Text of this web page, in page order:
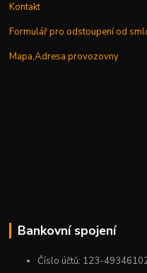
Kontakt
Formulář pro odstoupení od
Mapa,Adresa provozovny
Bankovní spojení
Číslo účtů: 123-